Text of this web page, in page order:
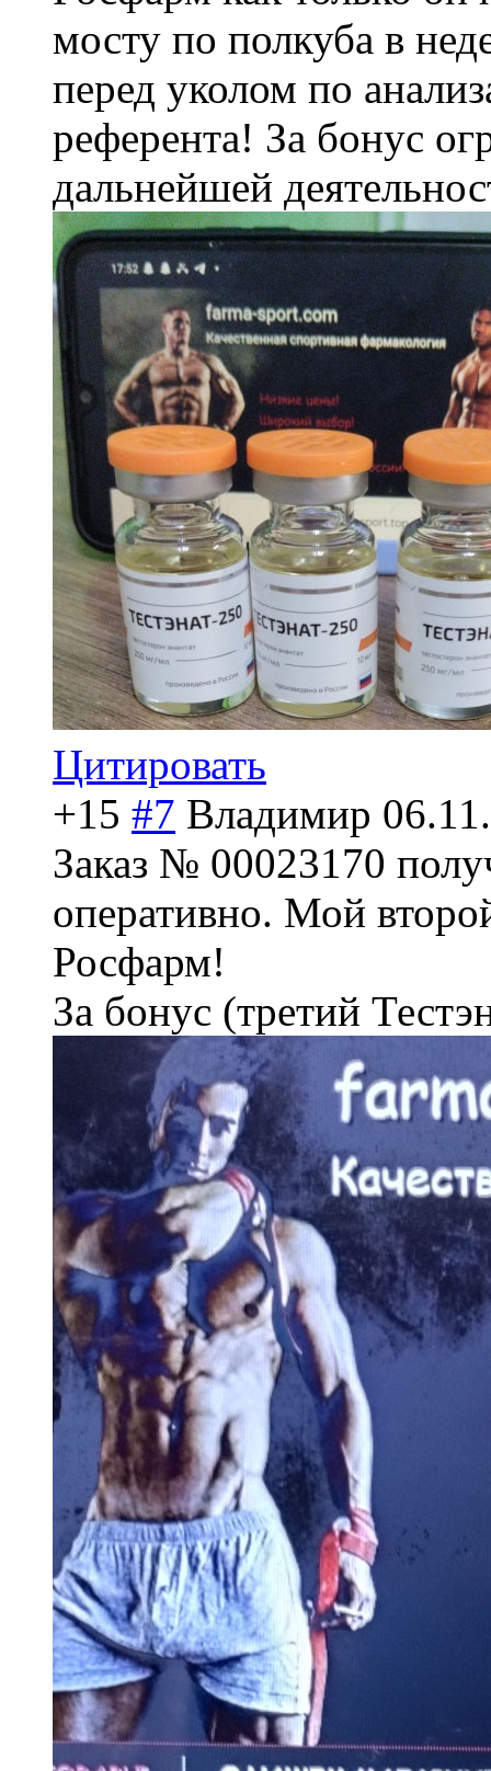
мосту по полкуба в
перед уколом по
референта! За бонус
дальнейшей
Цитировать
+15 #7 Владимир
Заказ № 00023170
оперативно. Мой
Росфарм!
За бонус (третий